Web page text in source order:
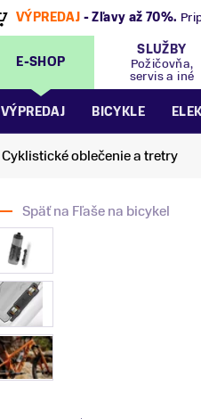
VÝPREDAJ - Zľavy až 70%.
E-SHOP
SLUŽBY
Požičovňa,
servis a iné
VÝPREDAJ BICYKLE
Cyklistické oblečenie a tretry
Späť na Fľaše na bicykel